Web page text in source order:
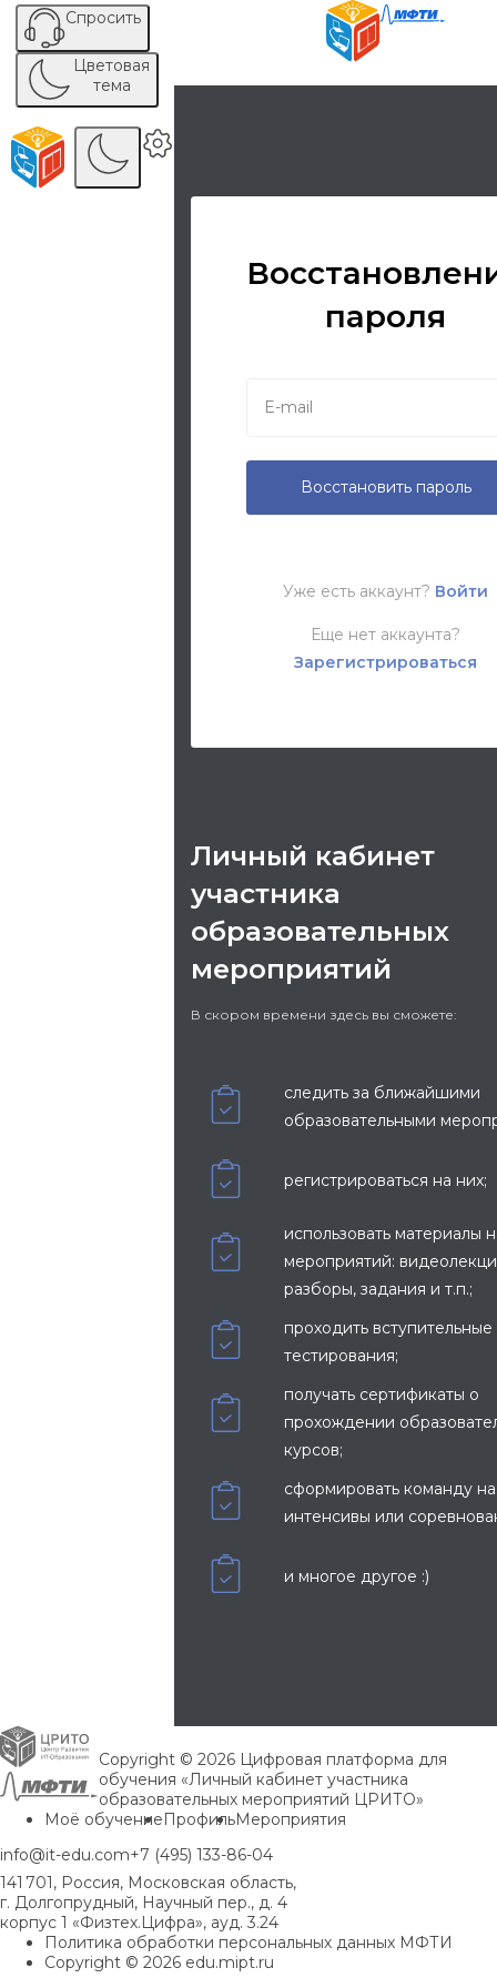
Спросить
Цветовая
тема
пароля
Восстановить пароль
Уже есть аккаунт? Войти
Еще нет аккаунта?
Зарегистрироваться
Личный кабинет
участника
образовательных
мероприятий
В скором времени здесь вы сможете:
следить за ближайшими
образовательными
регистрироваться на них;
использовать материалы
мероприятий:
разборы, задания и т.п.;
проходить вступительные
тестирования;
получать сертификаты о
прохождении
курсов;
сформировать команду
интенсивы или
и многое другое :)
Copyright © 2026 Цифровая платформа для
обучения «Личный кабинет участника
образовательных мероприятий ЦРИТО»
Моё обучение ПрофильМероприятия
info@it-edu.com+7 (495) 133-86-04
141 701, Россия, Московская область,
г. Долгопрудный, Научный пер., д. 4
корпус 1 «Физтех.Цифра», ауд. 3.24
Политика обработки персональных данных МФТИ
Copyright © 2026 edu.mipt.ru